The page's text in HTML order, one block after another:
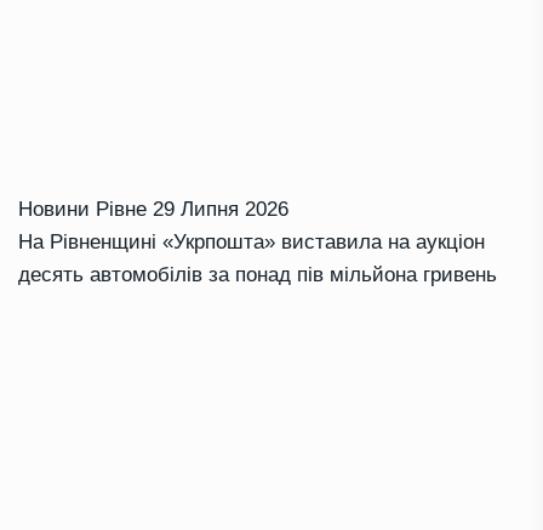
Новини Рівне 29 Липня 2026
На Рівненщині «Укрпошта» виставила на аукціон
десять автомобілів за понад пів мільйона гривень